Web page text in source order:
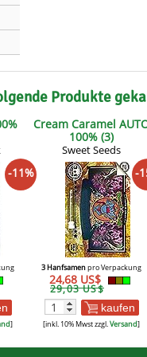
Produkte
-11%
]
Cream Caramel
100% (3)
Sweet Seeds
-
3 Hanfsamenpro Verpackung
24,68 US$
29,03 US$
kaufen
[inkl. 10% Mwst zzgl.Versand]